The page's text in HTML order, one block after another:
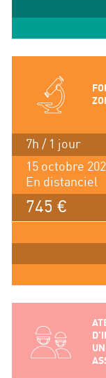
7h / 1 jour
15 octobre
En distanciel
745 €